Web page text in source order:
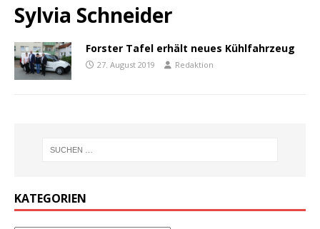
Sylvia Schneider
Forster Tafel erhält neues Kühlfahrzeug
27. August 2019 Redaktion
KATEGORIEN